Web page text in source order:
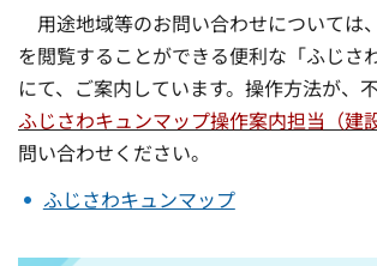
用途地域等のお問い合わせについては
を閲覧することができる便利な「ふじさ
にて、ご案内しています。操作方法が、
ふじさわキュンマップ操作案内担当（建
問い合わせください。
ふじさわキュンマップ